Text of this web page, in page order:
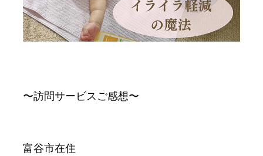
〜訪問サービスご感想〜
富谷市在住